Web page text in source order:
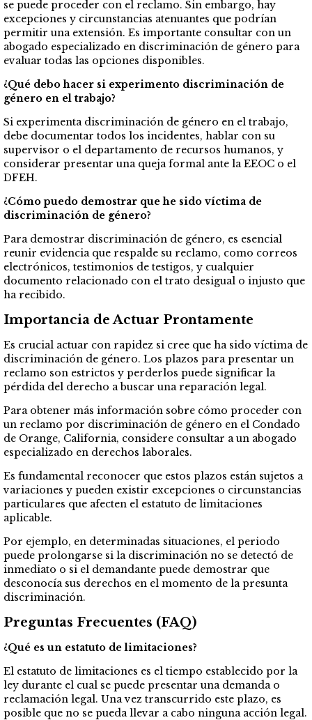
se puede proceder con el reclamo. Sin embargo, hay
excepciones y circunstancias atenuantes que podrían
permitir una extensión. Es importante consultar con un
abogado especializado en discriminación de género para
evaluar todas las opciones disponibles.
¿Qué debo hacer si experimento discriminación de
género en el trabajo?
Si experimenta discriminación de género en el trabajo,
debe documentar todos los incidentes, hablar con su
supervisor o el departamento de recursos humanos, y
considerar presentar una queja formal ante la EEOC o el
DFEH.
¿Cómo puedo demostrar que he sido víctima de
discriminación de género?
Para demostrar discriminación de género, es esencial
reunir evidencia que respalde su reclamo, como correos
electrónicos, testimonios de testigos, y cualquier
documento relacionado con el trato desigual o injusto que
ha recibido.
Importancia de Actuar Prontamente
Es crucial actuar con rapidez si cree que ha sido víctima de
discriminación de género. Los plazos para presentar un
reclamo son estrictos y perderlos puede significar la
pérdida del derecho a buscar una reparación legal.
Para obtener más información sobre cómo proceder con
un reclamo por discriminación de género en el Condado
de Orange, California, considere consultar a un abogado
especializado en derechos laborales.
Es fundamental reconocer que estos plazos están sujetos a
variaciones y pueden existir excepciones o circunstancias
particulares que afecten el estatuto de limitaciones
aplicable.
Por ejemplo, en determinadas situaciones, el periodo
puede prolongarse si la discriminación no se detectó de
inmediato o si el demandante puede demostrar que
desconocía sus derechos en el momento de la presunta
discriminación.
Preguntas Frecuentes (FAQ)
¿Qué es un estatuto de limitaciones?
El estatuto de limitaciones es el tiempo establecido por la
ley durante el cual se puede presentar una demanda o
reclamación legal. Una vez transcurrido este plazo, es
posible que no se pueda llevar a cabo ninguna acción legal.